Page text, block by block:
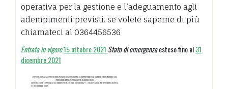
operativa per la gestione e l’adeguamento agli
adempimenti previsti. se volete saperne di più
chiamateci al 0364456536
Entrata in vigore15 ottobre 2021 Stato di emergenzaesteso fino al31
dicembre 2021